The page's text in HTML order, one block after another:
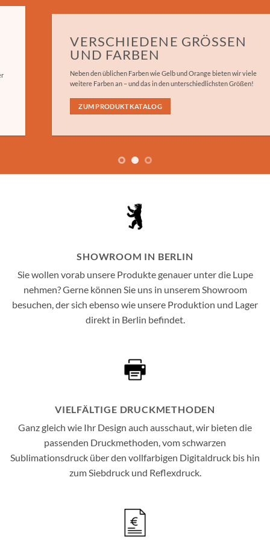
VERSCHIEDENE GRÖSSEN
UND FARBEN
Neben den üblichen Farben wie Gelb und Orange bieten wir viele
weitere Farben an – und das in den unterschiedlichsten Größen!
ZUM PRODUKTKATALOG
SHOWROOM IN BERLIN
Sie wollen vorab unsere Produkte genauer unter die Lupe
nehmen? Gerne können Sie uns in unserem Showroom
besuchen, der sich ebenso wie unsere Produktion und Lager
direkt in Berlin befindet.
VIELFÄLTIGE DRUCKMETHODEN
Ganz gleich wie Ihr Design auch ausschaut, wir bieten die
passenden Druckmethoden, vom schwarzen
Sublimationsdruck über den vollfarbigen Digitaldruck bis hin
zum Siebdruck und Reflexdruck.